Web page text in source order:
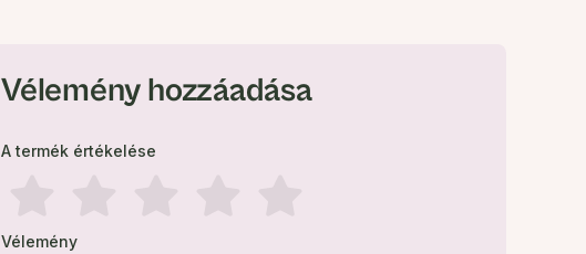
Vélemény hozzáadása
A termék értékelése
Vélemény